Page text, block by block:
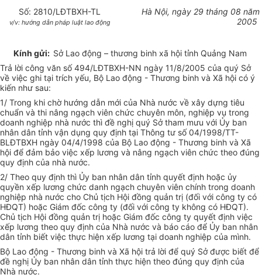
Số: 2810/LĐTBXH-TL
v/v: hướng dẫn pháp luật lao động
Hà Nội, ngày 29 tháng 08 năm
2005
Kính gửi: Sở Lao động – thương binh xã hội tỉnh Quảng Nam
Trả lời công văn số 494/LĐTBXH-NN ngày 11/8/2005 của quý Sở
về việc ghi tại trích yếu, Bộ Lao động - Thương binh và Xã hội có ý
kiến như sau:
1/ Trong khi chờ hướng dẫn mới của Nhà nước về xây dựng tiêu
chuẩn và thi nâng ngạch viên chức chuyên môn, nghiệp vụ trong
doanh nghiệp nhà nước thì đề nghị quý Sở tham mưu với Ủy ban
nhân dân tỉnh vận dụng quy định tại Thông tư số 04/1998/TT-
BLĐTBXH ngày 04/4/1998 của Bộ Lao động - Thương binh và Xã
hội để đảm bảo việc xếp lương và nâng ngạch viên chức theo đúng
quy định của nhà nước.
2/ Theo quy định thì Ủy ban nhân dân tỉnh quyết định hoặc ủy
quyền xếp lương chức danh ngạch chuyên viên chính trong doanh
nghiệp nhà nước cho Chủ tịch Hội đồng quản trị (đối với công ty có
HĐQT) hoặc Giám đốc công ty (đối với công ty không có HĐQT).
Chủ tịch Hội đồng quản trị hoặc Giám đốc công ty quyết định việc
xếp lương theo quy định của Nhà nước và báo cáo để Ủy ban nhân
dân tỉnh biết việc thực hiện xếp lương tại doanh nghiệp của mình.
Bộ Lao động - Thương binh và Xã hội trả lời để quý Sở được biết để
đề nghị Ủy ban nhân dân tỉnh thực hiện theo đúng quy định của
Nhà nước.